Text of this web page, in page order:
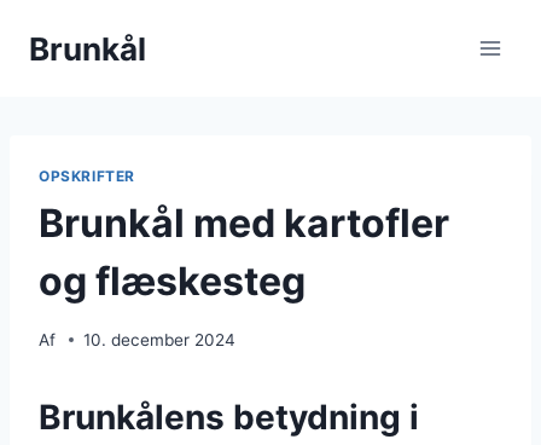
Brunkål
OPSKRIFTER
Brunkål med kartofler
og flæskesteg
Af 10. december 2024
Brunkålens betydning i